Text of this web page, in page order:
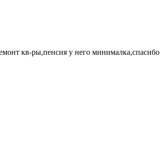
кв-ры,пенсия у него минималка,спасибо